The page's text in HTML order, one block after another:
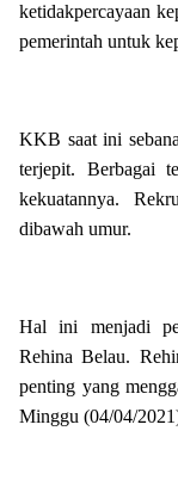
ketidakpercayaan
pemerintah untuk
KKB saat ini
terjepit. Berbagai
kekuatannya.
dibawah umur.
Hal ini menjadi
Rehina Belau.
penting yang
Minggu (04/04/